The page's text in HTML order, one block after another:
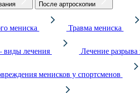
После артроскопии
мениска Травма мениска
виды лечения Лечение разрыва
менисков у спортсменов